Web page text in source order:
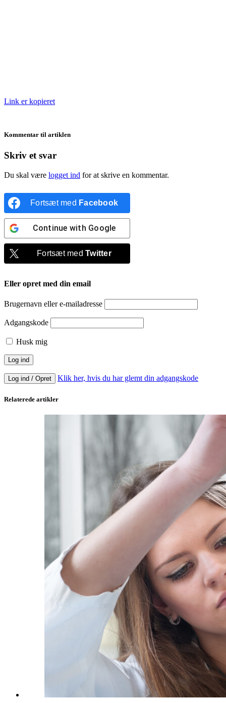
Link er kopieret
Kommentar til artiklen
Skriv et svar
Du skal være logget ind for at skrive en kommentar.
Fortsæt med Facebook
Continue with Google
Fortsæt medTwitter
Eller opret med din email
Brugernavn eller e-mailadresse
Adgangskode
Husk mig
Log ind / Opret Klik her, hvis du har glemt din adgangskode
Relaterede artikler